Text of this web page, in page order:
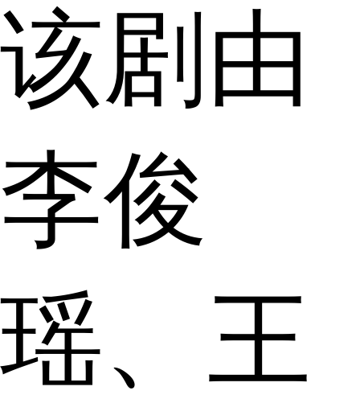
该剧由
李俊
瑶、王